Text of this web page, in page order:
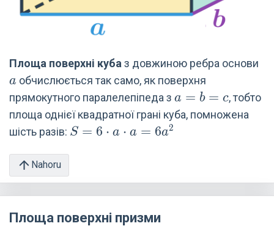
Площа поверхні куба з довжиною ребра основи
a обчислюється так само, як поверхня
прямокутного паралелепіпеда з a=b=c
a = b = c, тобто
площа однієї квадратної грані куба, помножена
шість разів: S =
a =
6a^2
S = 6 ⋅ a ⋅ a = 6a2
Nahoru
Площа поверхні призми